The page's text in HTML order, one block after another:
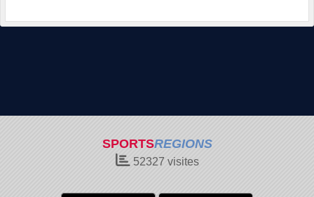
SPORTSREGIONS
52327 visites